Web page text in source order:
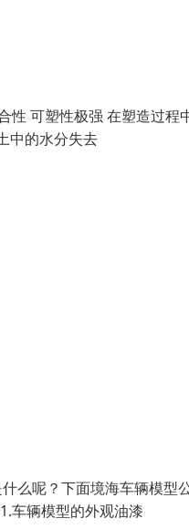
性 可塑性极强 在塑造过程
中的水分失去
么呢？下面境海车辆模型
车辆模型的外观油漆